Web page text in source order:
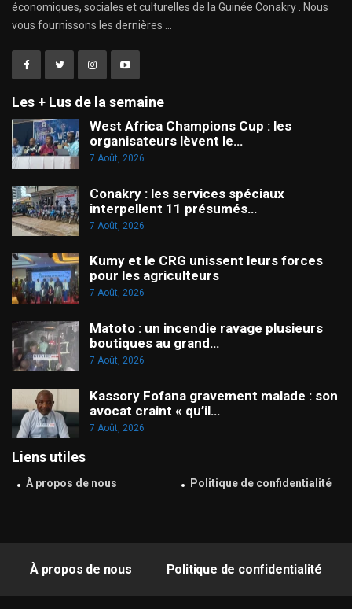
économiques, sociales et culturelles de la Guinée Conakry . Nous
vous fournissons les dernières ...
Les + Lus de la semaine
West Africa Champions Cup : les
organisateurs lèvent le…
7 Août, 2026
Conakry : les services spéciaux
interpellent 11 présumés…
7 Août, 2026
Kumy et le CRG unissent leurs forces
pour les agriculteurs
7 Août, 2026
Matoto : un incendie ravage plusieurs
boutiques au grand…
7 Août, 2026
Kassory Fofana gravement malade : son
avocat craint « qu’il…
7 Août, 2026
Liens utiles
À propos de nous Politique de confidentialité
À propos de nous Politique de confidentialité